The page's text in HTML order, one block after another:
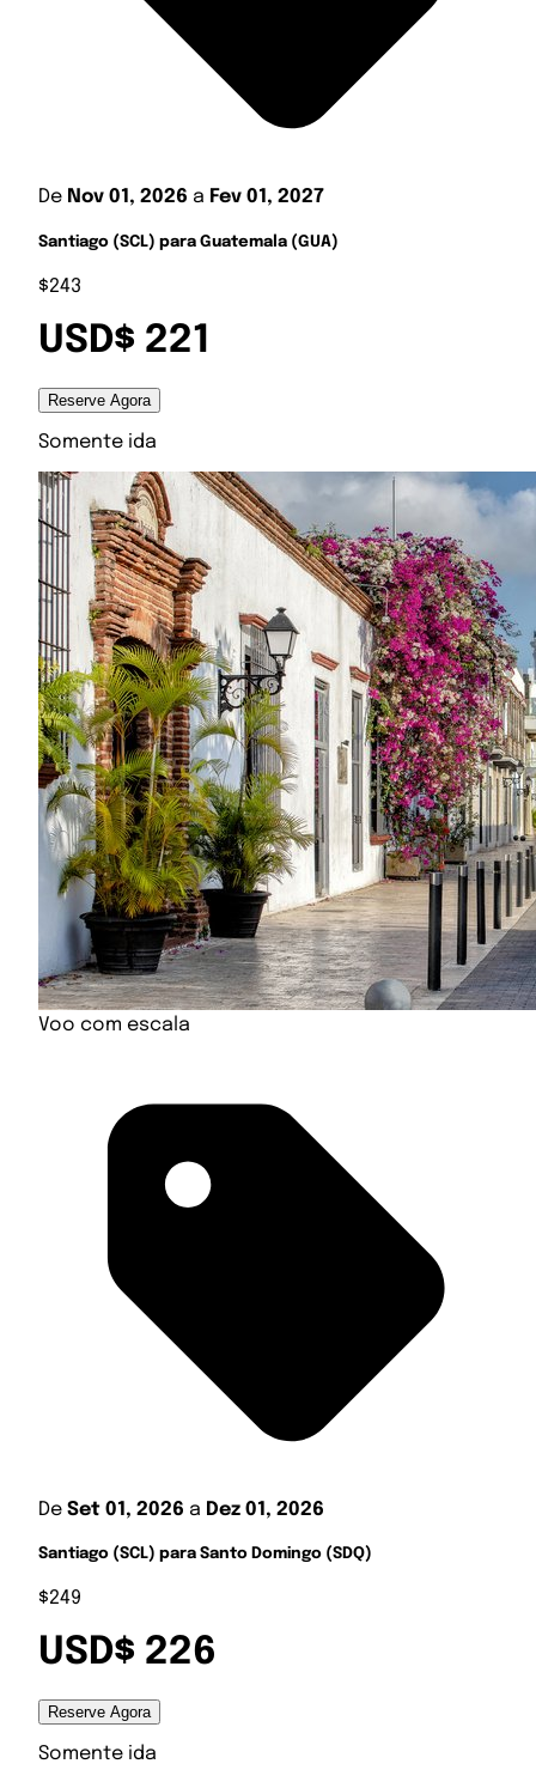
De Nov 01, 2026 a Fev 01, 2027
Santiago (SCL) para Guatemala (GUA)
$243
USD$ 221
Reserve Agora
Somente ida
Voo com escala
De Set 01, 2026 a Dez 01, 2026
Santiago (SCL) para Santo Domingo (SDQ)
$249
USD$ 226
Reserve Agora
Somente ida